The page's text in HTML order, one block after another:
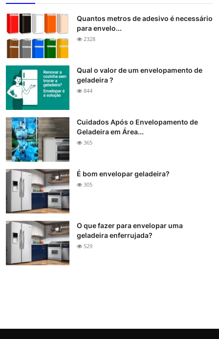
Quantos metros de adesivo é necessário
para envelo...
2328
Qual o valor de um envelopamento de
geladeira ?
844
Cuidados Após o Envelopamento de
Geladeira em Área...
365
É bom envelopar geladeira?
305
O que fazer para envelopar uma
geladeira enferrujada?
529